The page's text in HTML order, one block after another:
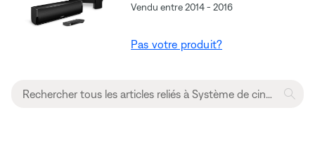
Vendu entre 2014 - 2016
Pas votre produit?